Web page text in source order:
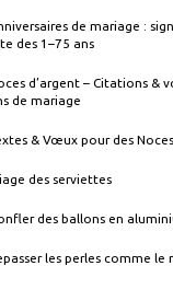
de mariage :
des 1–75 ans
d’argent – Citations &
de mariage
& Vœux pour des
des serviettes
des ballons en
les perles comme le